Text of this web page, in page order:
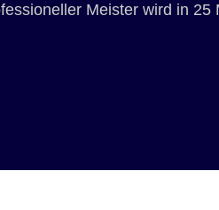
Meister wird in 25